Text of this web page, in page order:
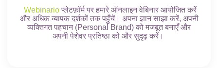
Webinarioप्लेटफ़ॉर्म पर हमारे ऑनलाइन वेबिनार आयोजित करें
और अधिक व्यापक दर्शकों तक पहुँचें। अपना ज्ञान साझा करें, अपनी
व्यक्तिगत पहचान (Personal Brand) को मजबूत बनाएँ और
अपनी पेशेवर प्रतिष्ठा को और सुदृढ़ करें।